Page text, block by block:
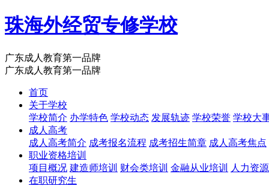
珠海外经贸专修学校
广东成人教育第一品牌
广东成人教育第一品牌
首页
关于学校
学校简介 办学特色 学校动态 发展轨迹 学校荣誉 学校大
成人高考
成人高考简介 成考报名流程 成考招生简章 成人高考焦点
职业资格培训
项目概况 建造师培训 财会类培训 金融从业培训
人力资
在职研究生